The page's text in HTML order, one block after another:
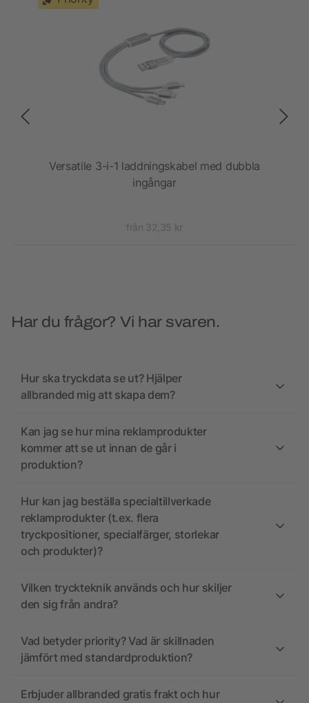
Versatile 3-i-1 laddningskabel med dubbla
ingångar
från 32,35 kr
Har du frågor? Vi har svaren.
Hur ska tryckdata se ut? Hjälper
allbranded mig att skapa dem?
Kan jag se hur mina reklamprodukter
kommer att se ut innan de går i
produktion?
Hur kan jag beställa specialtillverkade
reklamprodukter (t.ex. flera
tryckpositioner, specialfärger, storlekar
och produkter)?
Vilken tryckteknik används och hur skiljer
den sig från andra?
Vad betyder priority? Vad är skillnaden
jämfört med standardproduktion?
Erbjuder allbranded gratis frakt och hur